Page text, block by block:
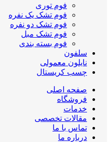
فوم توری
فوم تشک یک نفره
فوم تشک دو نفره
فوم تشک مبل
فوم بسته بندی
سلفون
نایلون معمولی
چسب کریستال
صفحه اصلی
فروشگاه
خدمات
مقالات تخصصی
تماس با ما
درباره ما